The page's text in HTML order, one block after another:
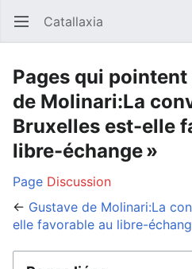
Ouvrir le menu principal Catallaxia
Pages qui
de Molinari:La
Bruxelles est-elle
libre-échange »
Page Discussion
← Gustave de Molinari:La
elle favorable au libre-